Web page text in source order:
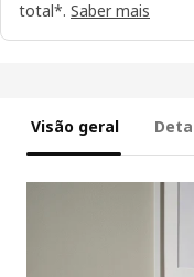
total*. Saber mais
Visão geral